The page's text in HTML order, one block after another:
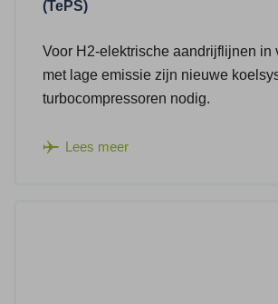
(TePS)
Voor H2-elektrische aandrijflijnen in
met lage emissie zijn nieuwe
turbocompressoren nodig.
Lees meer